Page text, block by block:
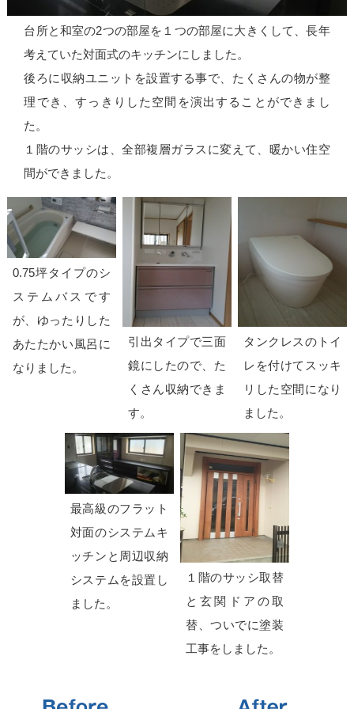
台所と和室の2つの部屋を１つの部屋に大きくして、長年
考えていた対面式のキッチンにしました。
後ろに収納ユニットを設置する事で、たくさんの物が整
理でき、すっきりした空間を演出することができまし
た。
１階のサッシは、全部複層ガラスに変えて、暖かい住空
間ができました。
0.75坪タイプのシ
ステムバスです
が、ゆったりした
あたたかい風呂に
なりました。
引出タイプで三面
鏡にしたので、た
くさん収納できま
す。
タンクレスのトイ
レを付けてスッキ
リした空間になり
ました。
最高級のフラット
対面のシステムキ
ッチンと周辺収納
システムを設置し
ました。
１階のサッシ取替
と玄関ドアの取
替、ついでに塗装
工事をしました。